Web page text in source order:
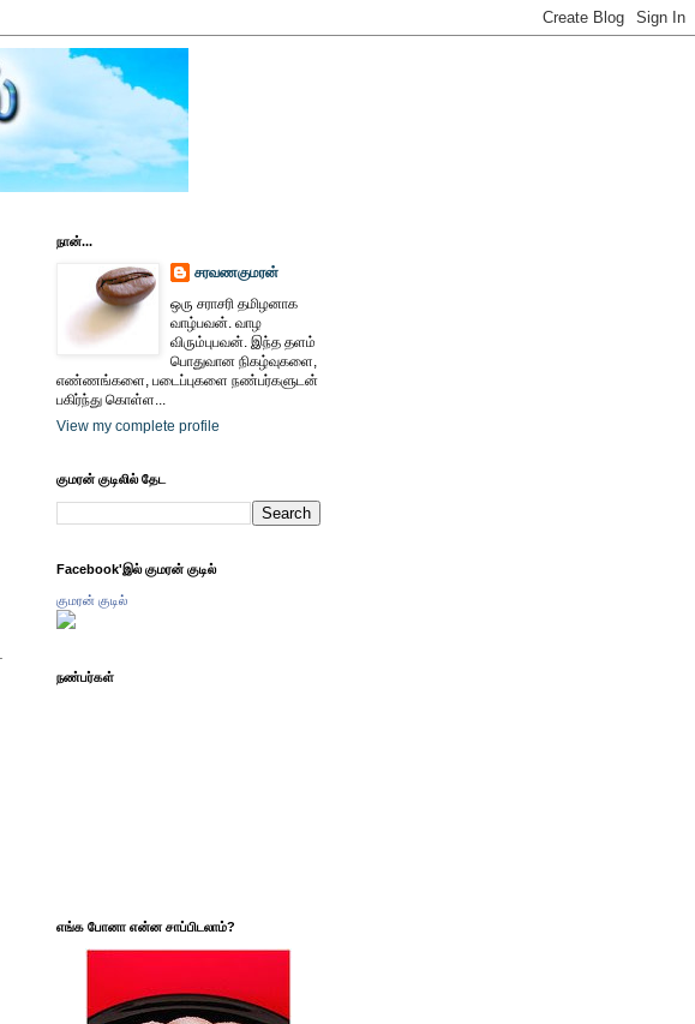
நான்...
சரவணகுமரன்
ஒரு சராசரி தமிழனாக
வாழ்பவன். வாழ
விரும்புபவன். இந்த தளம்
பொதுவான நிகழ்வுகளை,
எண்ணங்களை, படைப்புகளை நண்பர்களுடன்
பகிர்ந்து கொள்ள...
View my complete profile
குமரன் குடிலில் தேட
Facebook'இல் குமரன் குடில்
குமரன் குடில்
நண்பர்கள்
எங்க போனா என்ன சாப்பிடலாம்?